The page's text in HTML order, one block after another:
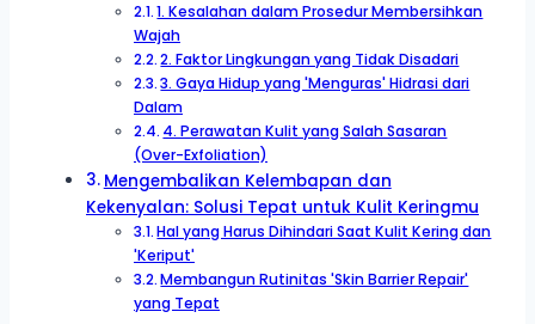
1. Kesalahan dalam Prosedur Membersihkan
Wajah
2. Faktor Lingkungan yang Tidak Disadari
3. Gaya Hidup yang 'Menguras' Hidrasi dari
Dalam
4. Perawatan Kulit yang Salah Sasaran
(Over-Exfoliation)
Mengembalikan Kelembapan dan
Kekenyalan: Solusi Tepat untuk Kulit Keringmu
Hal yang Harus Dihindari Saat Kulit Kering dan
'Keriput'
Membangun Rutinitas 'Skin Barrier Repair'
yang Tepat